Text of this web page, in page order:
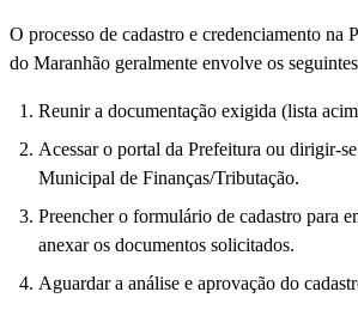
O processo de cadastro e credenciamento na
do Maranhão geralmente envolve os
Reunir a documentação exigida (lista
Acessar o portal da Prefeitura ou dirigir-
Municipal de Finanças/Tributação.
Preencher o formulário de cadastro para
anexar os documentos solicitados.
Aguardar a análise e aprovação do